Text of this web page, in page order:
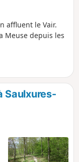
affluent le Vair.
Meuse depuis les
Saulxures-